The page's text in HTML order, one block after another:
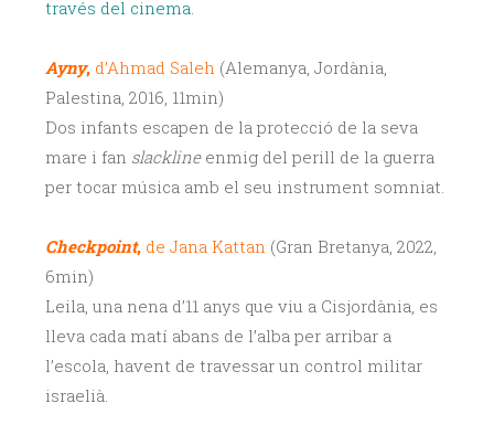
través del cinema.
Ayny, d’Ahmad Saleh (Alemanya, Jordània,
Palestina, 2016, 11min)
Dos infants escapen de la protecció de la seva
mare i fan slacklineenmig del perill de la guerra
per tocar música amb el seu instrument somniat.
Checkpoint, de Jana Kattan (Gran Bretanya, 2022,
6min)
Leila, una nena d’11 anys que viu a Cisjordània, es
lleva cada matí abans de l’alba per arribar a
l’escola, havent de travessar un control militar
israelià.